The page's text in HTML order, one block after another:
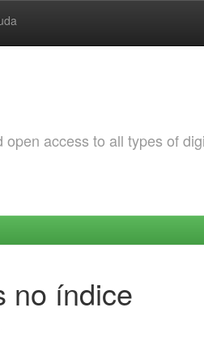
access to all types of
no índice